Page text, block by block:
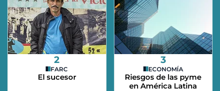
2
FARC
El sucesor
3
ECONOMÍA
Riesgos de las pyme
en América Latina